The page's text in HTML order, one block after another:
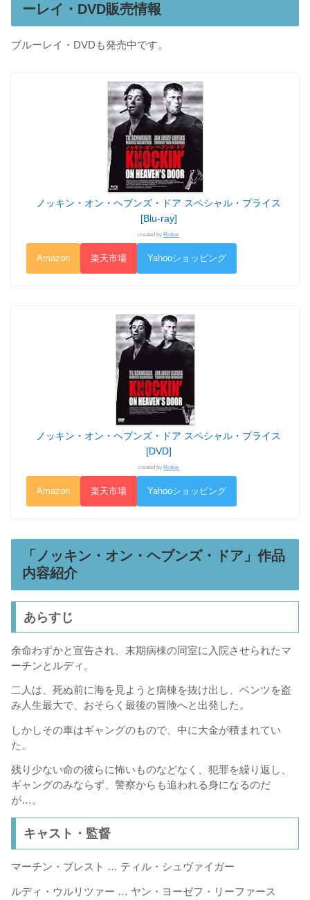
ーレイ・DVD販売情報
ブルーレイ・DVDも発売中です。
ノッキン・オン・ヘブンズ・ドア スペシャル・プライス
[Blu-ray]
created by Rinker
Amazon 楽天市場 Yahooショッピング
ノッキン・オン・ヘブンズ・ドア スペシャル・プライス
[DVD]
created by Rinker
Amazon 楽天市場 Yahooショッピング
「ノッキン・オン・ヘブンズ・ドア」作品
内容紹介
あらすじ
余命わずかと宣告され、末期病棟の同室に入院させられたマ
ーチンとルディ。
二人は、死ぬ前に海を見ようと病棟を抜け出し、ベンツを盗
み人生最大で、おそらく最後の冒険へと出発した。
しかしその車はギャングのもので、中に大金が積まれてい
た。
残り少ない命の彼らに怖いものなどなく、犯罪を繰り返し、
ギャングのみならず、警察からも追われる身になるのだ
が…。
キャスト・監督
マーチン・ブレスト … ティル・シュヴァイガー
ルディ・ウルリツァー … ヤン・ヨーゼフ・リーファース